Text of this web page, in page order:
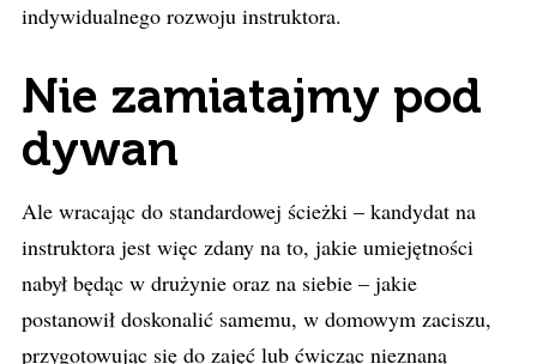
indywidualnego rozwoju instruktora.
Nie zamiatajmy pod
dywan
Ale wracając do standardowej ścieżki – kandydat na
instruktora jest więc zdany na to, jakie umiejętności
nabył będąc w drużynie oraz na siebie – jakie
postanowił doskonalić samemu, w domowym zaciszu,
przygotowując się do zajęć lub ćwicząc nieznaną